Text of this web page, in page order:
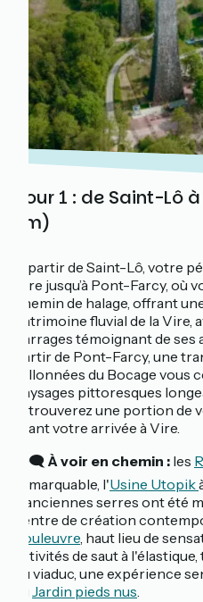
Jour 1 : de Saint-Lô
km)
À partir de Saint-Lô, votre
Vire jusqu’à Pont-Farcy,
chemin de halage, offrant
patrimoine fluvial de la Vire,
barrages témoignant de
partir de Pont-Farcy, une
vallonnées du Bocage vous
paysages pittoresques
retrouverez une portion de
avant votre arrivée à Vire.
👁️‍🗨️ À voir en chemin : les
remarquable, l'Usine Utopik
d'anciennes serres ont été
centre de création
Souleuvre, haut lieu de
activités de saut à
du viaduc, une expérience
Jardin pieds nus.